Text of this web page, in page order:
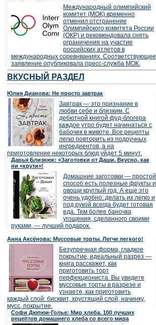
Международный олимпийский
комитет (МОК) временно
отменил отстранение
Олимпийского комитета России
(ОКР) и рекомендовала снять
ограничения на участие
российских атлетов в
международных соревнваниях. Соответствующее
заявление опубликовала пресс-служба МОК.
ВКУСНЫЙ РАЗДЕЛ
Юлия Дианова: Не просто завтрак
Завтрак — это признание в
любви себе и близким. С
дебютной книгой фуд-блогера
каждое утро будет начинаться с
бабочек в животе. Все рецепты
легко повторить из подручных
ингредиентов, а на
приготовление некоторых блюд уйдет 5 минут.
Дарья Близнюк: «Заготовки от Даши. Вкусно, как
ни «крути»!
Домашние заготовки — простой
способ есть полезные фрукты и
овощи круглый год. А еще это
очень удобно: делать их легко и
под рукой всегда будет готовая
еда. Тем более баночка
угощения, сделанного своими
руками, — лучший подарок.
Анна Аксёнова: Муссовые торты. Легче легкого!
Безупречная форма, гладкое
покрытие, идеальный разрез —
книга расскажет, как
приготовить торт
перфекциониста. Вы увидите
муссовые торты в разрезе и
узнаете, как приготовить
каждый слой: бисквит, хрустящий слой, начинку,
мусс, покрытие.
Софи Дюпюи-Голье: Мир хлеба. 100 лучших
рецептов домашнего хлеба со всего мира